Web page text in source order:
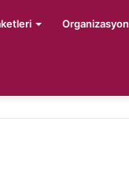
Organizasyon